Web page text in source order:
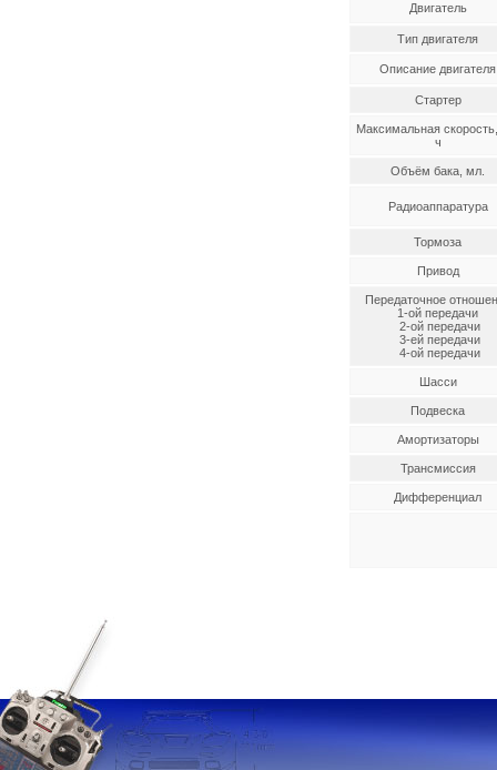
Двигатель
Тип двигателя
Описание двигателя
Стартер
Максимальная
ч
Объём бака, мл.
Радиоаппаратура
Тормоза
Привод
Передаточное
1-ой передачи
2-ой передачи
3-ей передачи
4-ой передачи
Шасси
Подвеска
Амортизаторы
Трансмиссия
Дифференциал